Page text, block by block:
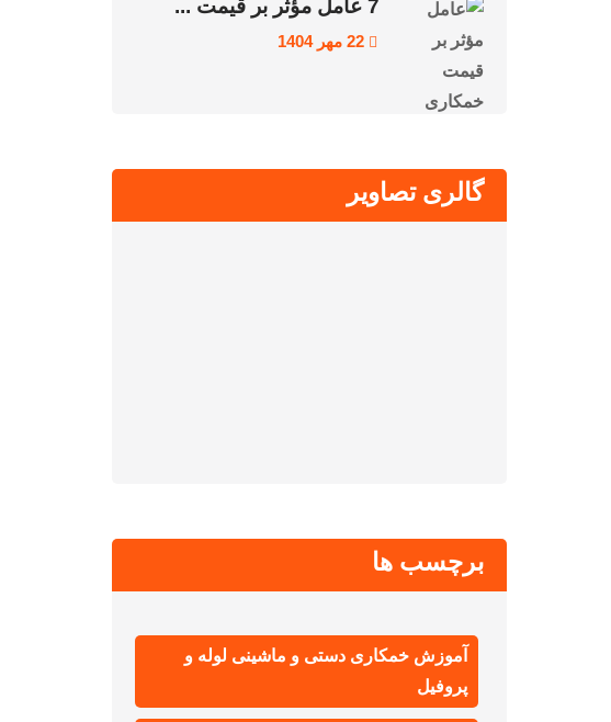
7 عامل مؤثر بر قیمت ...
22 مهر 1404
گالری تصاویر
برچسب ها
آموزش خمکاری دستی و ماشینی لوله و
پروفیل